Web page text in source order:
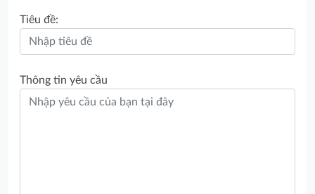
Tiêu đề:
Thông tin yêu cầu